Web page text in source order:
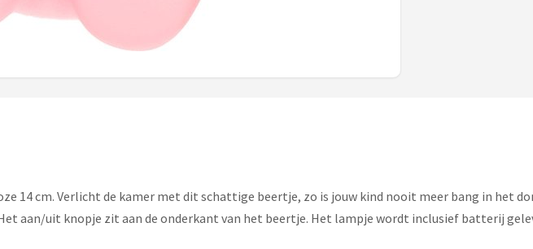
14 cm. Verlicht de kamer met dit schattige beertje, zo is jouw kind nooit meer bang in het
aan/uit knopje zit aan de onderkant van het beertje. Het lampje wordt inclusief batterij